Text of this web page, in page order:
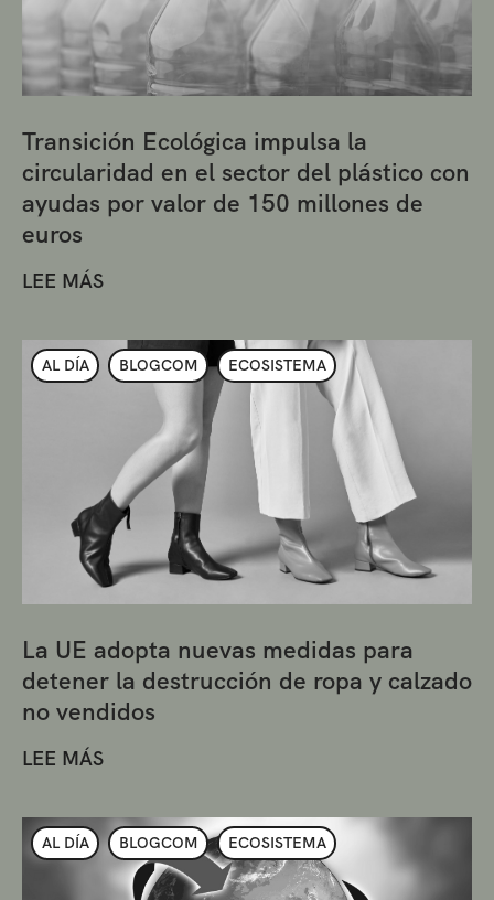
Transición Ecológica impulsa la
circularidad en el sector del plástico con
ayudas por valor de 150 millones de
euros
LEE MÁS
AL DÍA BLOGCOM ECOSISTEMA
La UE adopta nuevas medidas para
detener la destrucción de ropa y calzado
no vendidos
LEE MÁS
AL DÍA BLOGCOM ECOSISTEMA